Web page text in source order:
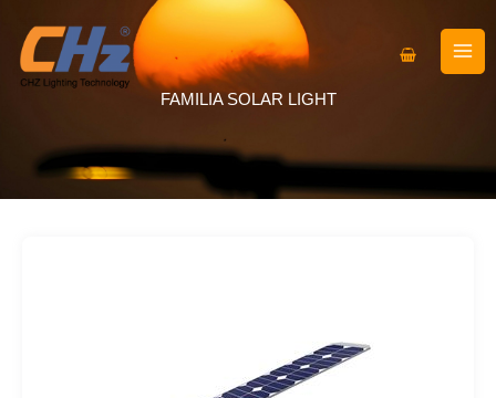
contenido
FAMILIA SOLAR LIGHT